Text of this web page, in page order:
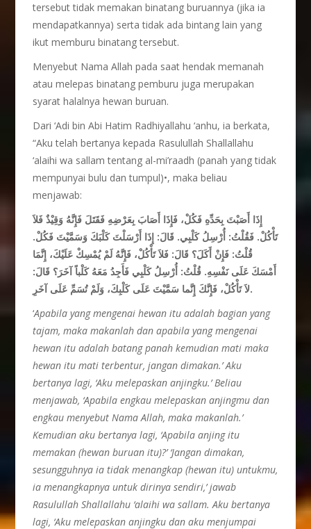
tersebut tidak memakan binatang buruannya (jika ia
mendapatkannya) serta tidak ada bintang lain yang
ikut memburu binatang tersebut.
Menyebut Nama Allah pada saat hendak memanah
atau melepas binatang pemburu juga merupakan
syarat halalnya hewan buruan.
Dari ‘Adi bin Abi Hatim Radhiyallahu ‘anhu, ia berkata,
“Aku telah bertanya kepada Rasulullah Shallallahu
‘alaihi wa sallam tentang al-mi’raadh (panah yang tidak
mempunyai bulu dan tumpul)•, maka beliau
menjawab:
إِذَا أَصَبْتَ بِحَدِّهِ فَكُلْ، فَإِذَا أَصَابَ بِعَرْضِهِ فَقَتَلَ فَإِنَّهُ وَقِيْذٌ فَلاَ
تَأْكُلْ. فَقُلْتُ: أُرْسِلُ كَلْبِي. قَالَ: إِذَا أَرْسَلْتَ كَلْبَكَ وَسَمَّيْتَ فَكُلْ.
قُلْتُ: فَإِنْ أَكَلَ؟ قَالَ: فَلاَ تَأْكُلْ، فَإِنَّهُ لَمْ يُمْسِكْ عَلَيْكَ، إِنَّمَا
أَمْسَكَ عَلَى نَفْسِهِ. قُلْتُ: أُرْسِلُ كَلْبِي فَأَجِدُ مَعَهُ كَلْباً آخَرَ؟ قَالَ:
لاَ تَأْكُلْ، فَإِنَّكَ إِنَّما سَمَّيْتَ عَلَى كَلْبِكَ، وَلَمْ تُسَمِّ عَلَى آخَرِ.
‘Apabila yang mengenai hewan itu adalah bagian yang
tajam, maka makanlah dan apabila yang mengenai
hewan itu adalah batang panah kemudian mati maka
hewan itu mati terbentur, jangan dimakan.’ Aku
bertanya lagi, ‘Aku melepaskan anjingku.’ Beliau
menjawab, ‘Apabila engkau melepaskan anjingmu dan
engkau menyebut Nama Allah, maka makanlah.’
Kemudian aku bertanya lagi, ‘Apabila anjing itu
memakan (hewan buruan itu)?’ ‘Jangan dimakan,
sesungguhnya ia tidak menangkap (hewan itu) untukmu,
ia menangkapnya untuk dirinya sendiri,’ jawab
Rasulullah Shallallahu ‘alaihi wa sallam. Aku bertanya
lagi, ‘Aku melepaskan anjingku dan aku menjumpai